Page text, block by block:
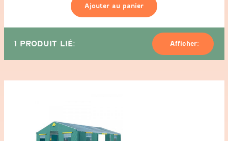
camping
-
5x5m
Ajouter au panier
1 PRODUIT LIÉ: Afficher: